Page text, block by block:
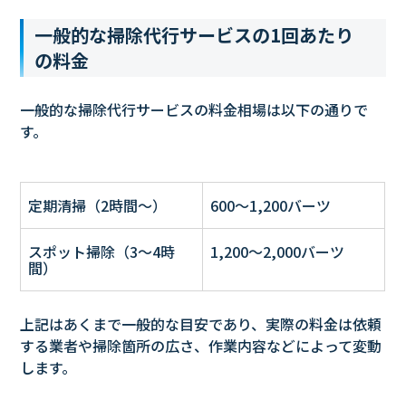
一般的な掃除代行サービスの1回あたり
の料金
一般的な掃除代行サービスの料金相場は以下の通りで
す。
定期清掃（2時間〜） 600〜1,200バーツ
スポット掃除（3〜4時
間）
1,200〜2,000バーツ
上記はあくまで一般的な目安であり、実際の料金は依頼
する業者や掃除箇所の広さ、作業内容などによって変動
します。